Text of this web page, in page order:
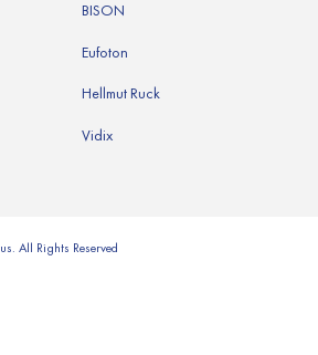
BISON
Eufoton
Hellmut Ruck
Vidix
All Rights Reserved